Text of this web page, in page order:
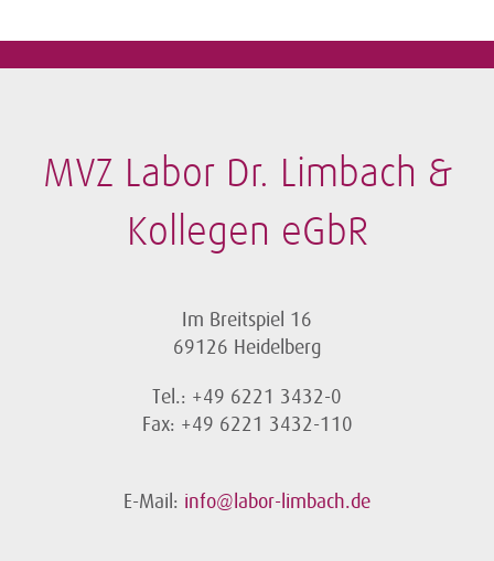
MVZ Labor Dr. Limbach &
Kollegen eGbR
Im Breitspiel 16
69126 Heidelberg
Tel.: +49 6221 3432-0
Fax: +49 6221 3432-110
E-Mail: info@labor-limbach.de